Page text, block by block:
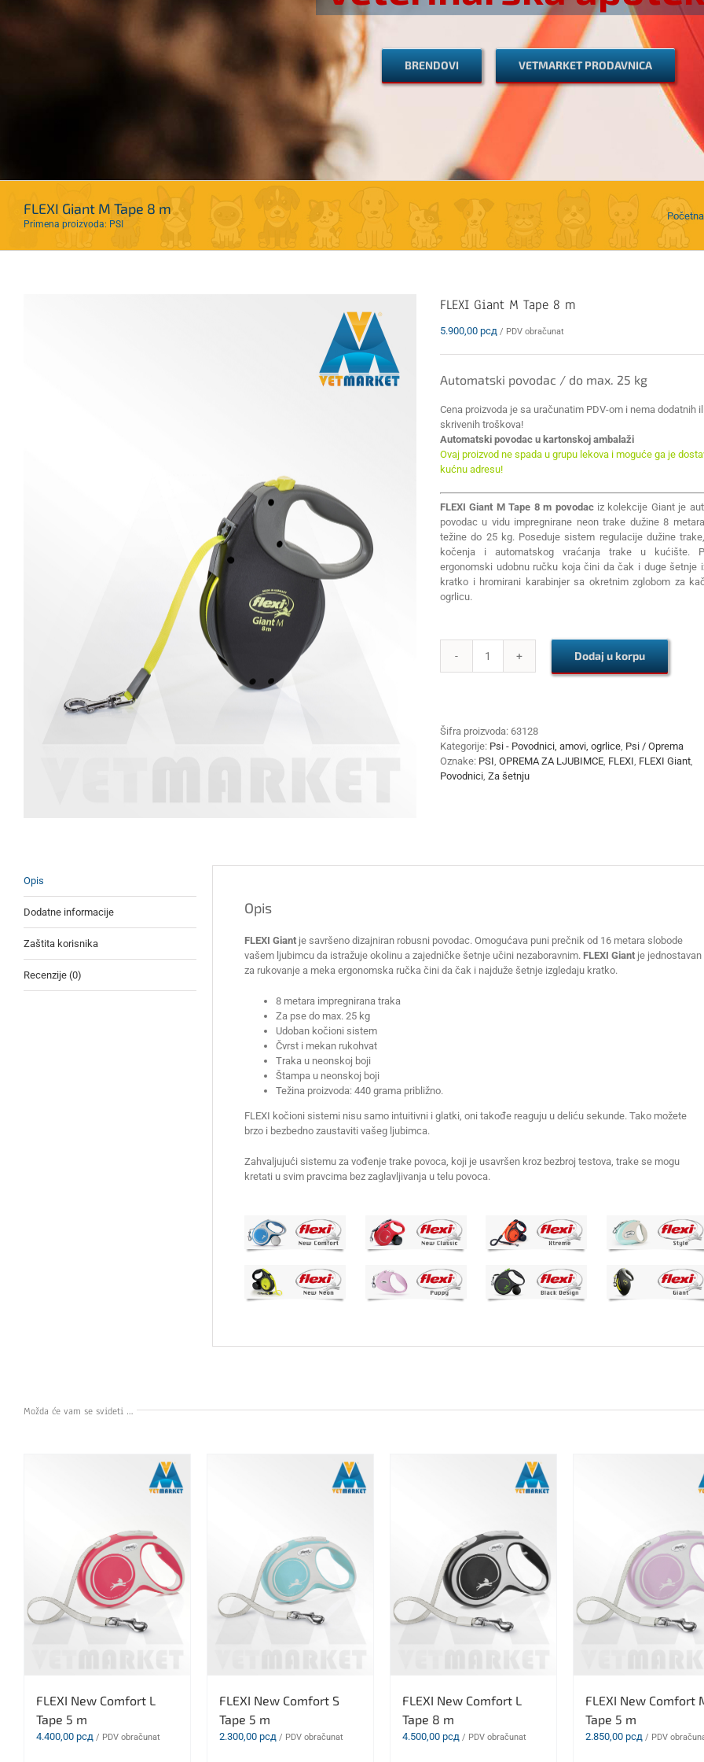
FLEXI Giant M Tape 8 m
Primena proizvoda: PSI
Početna
FLEXI Giant M Tape 8 m
5.900,00 рсд / PDV obračunat
Automatski povodac / do max. 25 kg
Cena proizvoda je sa uračunatim PDV-om i nema dodatnih
skrivenih troškova!
Automatski povodac u kartonskoj ambalaži
Ovaj proizvod ne spada u grupu lekova i moguće ga je
kućnu adresu!
FLEXI Giant M Tape 8 m povodaciz kolekcije Giant je
povodac u vidu impregnirane neon trake dužine 8
težine do 25 kg. Poseduje sistem regulacije dužine
kočenja i automatskog vraćanja trake u kućište.
ergonomski udobnu ručku koja čini da čak i duge šetnje
kratko i hromirani karabinjer sa okretnim zglobom za
ogrlicu.
FLEXI
m
količina
Dodaj u korpu
Šifra proizvoda: 63128
Kategorije: Psi - Povodnici, amovi, ogrlice Psi / Oprema
Oznake: PSI OPREMA ZA LJUBIMCE FLEXI FLEXI Giant
Povodnici Za šetnju
Opis
Dodatne informacije
Zaštita korisnika
Recenzije (0)
Opis
FLEXI Giantje savršeno dizajniran robusni povodac. Omogućava puni prečnik od 16 metara slobode
vašem ljubimcu da istražuje okolinu a zajedničke šetnje učini nezaboravnim. FLEXI Giantje jednostavan
za rukovanje a meka ergonomska ručka čini da čak i najduže šetnje izgledaju kratko.
8 metara impregnirana traka
Za pse do max. 25 kg
Udoban kočioni sistem
Čvrst i mekan rukohvat
Traka u neonskoj boji
Štampa u neonskoj boji
Težina proizvoda: 440 grama približno.
FLEXI kočioni sistemi nisu samo intuitivni i glatki, oni takođe reaguju u deliću sekunde. Tako možete
brzo i bezbedno zaustaviti vašeg ljubimca.
Zahvaljujući sistemu za vođenje trake povoca, koji je usavršen kroz bezbroj testova, trake se mogu
kretati u svim pravcima bez zaglavljivanja u telu povoca.
Možda će vam se svideti …
FLEXI New Comfort L
Tape 5 m
4.400,00 рсд / PDV obračunat
FLEXI New Comfort S
Tape 5 m
2.300,00 рсд / PDV obračunat
FLEXI New Comfort L
Tape 8 m
4.500,00 рсд / PDV obračunat
FLEXI New Comfort
Tape 5 m
2.850,00 рсд / PDV